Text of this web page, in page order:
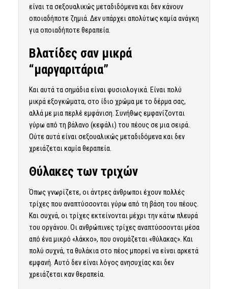
είναι τα σεξουαλικώς μεταδιδόμενα και δεν κάνουν
οποιαδήποτε ζημιά. Δεν υπάρχει απολύτως καμία ανάγκη
για οποιαδήποτε θεραπεία.
Βλατίδες σαν μικρά
“μαργαριτάρια”
Και αυτά τα σημάδια είναι φυσιολογικά. Είναι πολύ
μικρά εξογκώματα, στο ίδιο χρώμα με το δέρμα σας,
αλλά με μια περλέ εμφάνιση. Συνήθως εμφανίζονται
γύρω από τη βάλανο (κεφάλι) του πέους σε μια σειρά.
Ούτε αυτά είναι σεξουαλικώς μεταδιδόμενα και δεν
χρειάζεται καμία θεραπεία.
Θύλακες των τριχών
Όπως γνωρίζετε, οι άντρες άνθρωποι έχουν πολλές
τρίχες που αναπτύσσονται γύρω από τη βάση του πέους.
Και συχνά, οι τρίχες εκτείνονται μέχρι την κάτω πλευρά
του οργάνου. Οι ανθρώπινες τρίχες αναπτύσσονται μέσα
από ένα μικρό «λάκκο», που ονομάζεται «θύλακας». Και
πολύ συχνά, τα θυλάκια στο πέος μπορεί να είναι αρκετά
εμφανή. Αυτό δεν είναι λόγος ανησυχίας και δεν
χρειάζεται καν θεραπεία.